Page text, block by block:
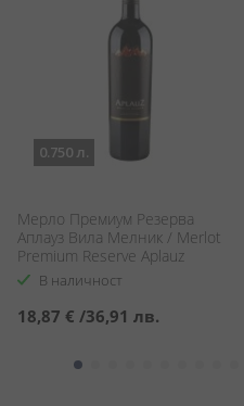
0.750 л.
Мерло Премиум Резерва
Аплауз Вила Мелник / Merlot
Premium Reserve Aplauz
В наличност
18,87 € /36,91 лв.